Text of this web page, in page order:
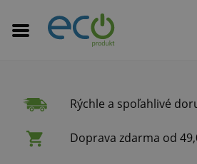
Rýchle a spoľahlivé
Doprava zdarma od